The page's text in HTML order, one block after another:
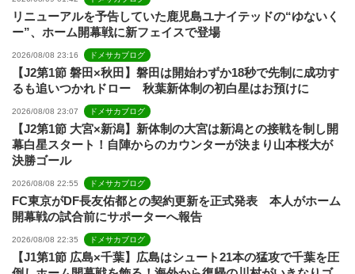
リニューアルを予告していた鹿児島ユナイテッドの“ゆないく
ー”、ホーム開幕戦に新フェイスで登場
2026/08/08 23:16 ドメサカブログ
【J2第1節 磐田×秋田】磐田は開始わずか18秒で先制に成功す
るも追いつかれドロー 秋葉新体制の初白星はお預けに
2026/08/08 23:07 ドメサカブログ
【J2第1節 大宮×新潟】新体制の大宮は新潟との接戦を制し開
幕白星スタート！自陣からのカウンターが決まり山本桜大が
決勝ゴール
2026/08/08 22:55 ドメサカブログ
FC東京がDF長友佑都との契約更新を正式発表 本人がホーム
開幕戦の試合前にサポーターへ報告
2026/08/08 22:35 ドメサカブログ
【J1第1節 広島×千葉】広島はシュート21本の猛攻で千葉を圧